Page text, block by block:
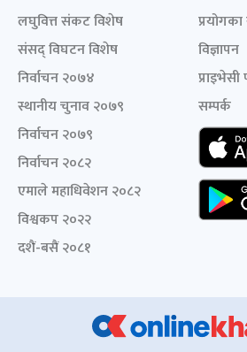
लघुवित्त संकट विशेष
संसद् विघटन विशेष
निर्वाचन २०७४
स्थानीय चुनाव २०७९
निर्वाचन २०७९
निर्वाचन २०८२
एमाले महाधिवेशन २०८२
विश्वकप २०२२
दशैं-बसैं २०८१
प्रयोगका
विज्ञापन
प्राइभेसी
सम्पर्क